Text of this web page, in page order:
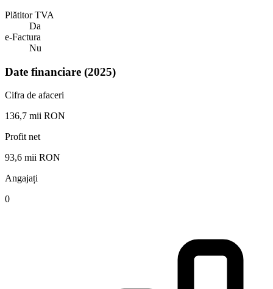
Plătitor TVA
Da
e-Factura
Nu
Date financiare (2025)
Cifra de afaceri
136,7 mii RON
Profit net
93,6 mii RON
Angajați
0